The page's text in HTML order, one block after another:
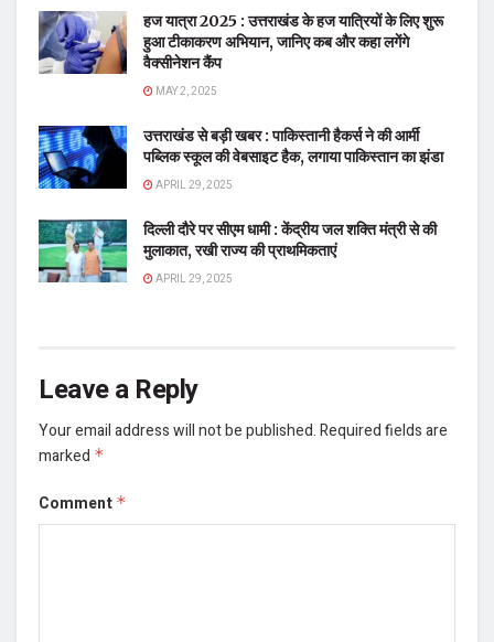
हज यात्रा 2025 : उत्तराखंड के हज यात्रियों के लिए शुरू
हुआ टीकाकरण अभियान, जानिए कब और कहा लगेंगे
वैक्सीनेशन कैंप
MAY 2, 2025
उत्तराखंड से बड़ी खबर : पाकिस्तानी हैकर्स ने की आर्मी
पब्लिक स्कूल की वेबसाइट हैक, लगाया पाकिस्तान का झंडा
APRIL 29, 2025
दिल्ली दौरे पर सीएम धामी : केंद्रीय जल शक्ति मंत्री से की
मुलाकात, रखी राज्य की प्राथमिकताएं
APRIL 29, 2025
Leave a Reply
Your email address will not be published.Required fields are
marked *
Comment *